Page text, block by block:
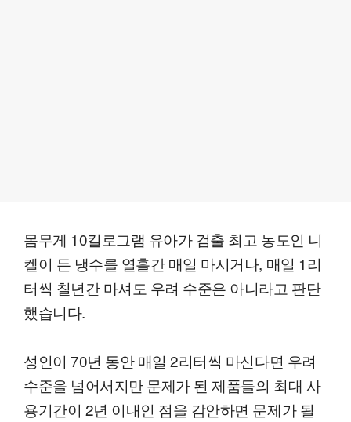
몸무게 10킬로그램 유아가 검출 최고 농도인 니
켈이 든 냉수를 열흘간 매일 마시거나, 매일 1리
터씩 칠년간 마셔도 우려 수준은 아니라고 판단
했습니다.
성인이 70년 동안 매일 2리터씩 마신다면 우려
수준을 넘어서지만 문제가 된 제품들의 최대 사
용기간이 2년 이내인 점을 감안하면 문제가 될